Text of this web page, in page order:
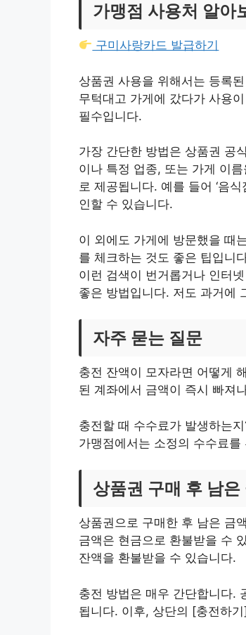
가맹점 사용처 알아
구미사랑카드 발급하기
상품권 사용을 위해서는 등록
무턱대고 가게에 갔다가 사용
필수입니다.
가장 간단한 방법은 상품권 공
이나 특정 업종, 또는 가게 이
로 제공됩니다. 예를 들어 ‘음
인할 수 있습니다.
이 외에도 가게에 방문했을 때
를 체크하는 것도 좋은 팁입니
이런 검색이 번거롭거나 인터
좋은 방법입니다. 저도 과거에
자주 묻는 질문
충전 잔액이 모자라면 어떻게
된 계좌에서 금액이 즉시 빠져
충전할 때 수수료가 발생하는
가맹점에서는 소정의 수수료
상품권 구매 후 남은
상품권으로 구매한 후 남은 금
금액은 현금으로 환불받을 수
잔액을 환불받을 수 있습니다.
충전 방법은 매우 간단합니다.
됩니다. 이후, 상단의 [충전하